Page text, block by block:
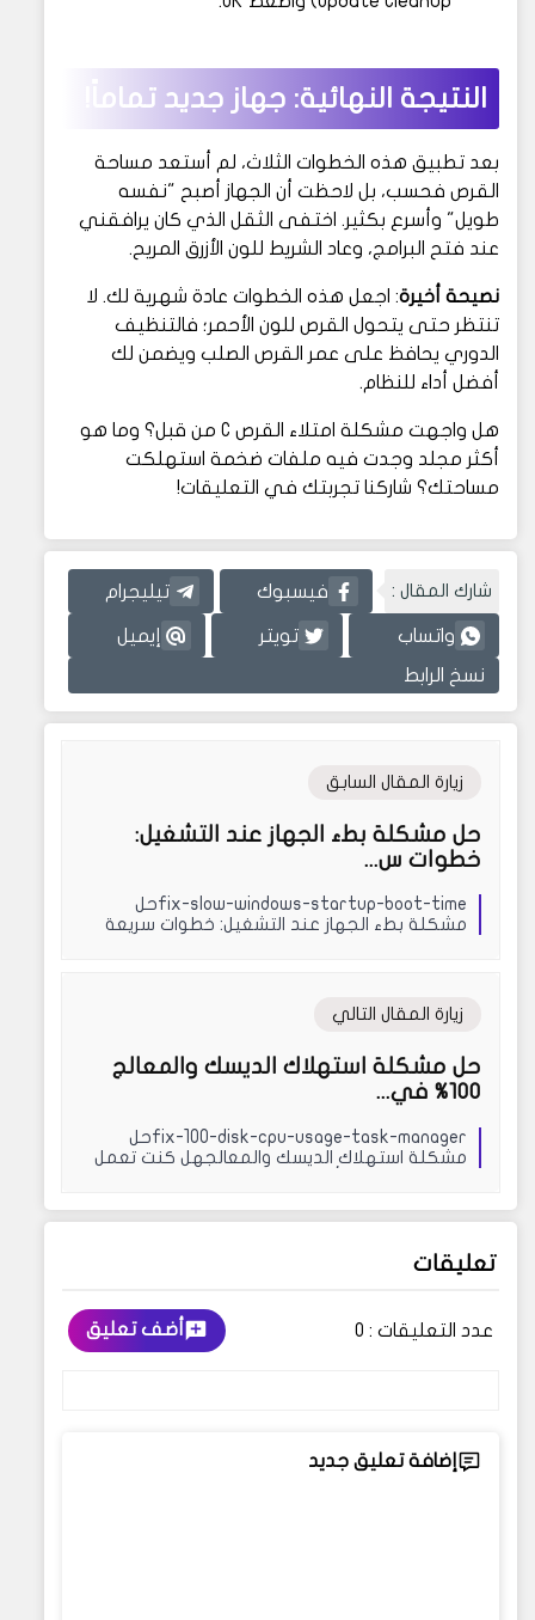
النتيجة النهائية: جهاز جديد تماماً!
بعد تطبيق هذه الخطوات الثلاث، لم أستعد مساحة
القرص فحسب، بل لاحظت أن الجهاز أصبح "نفسه
طويل" وأسرع بكثير. اختفى الثقل الذي كان يرافقني
عند فتح البرامج، وعاد الشريط للون الأزرق المريح.
نصيحة أخيرة: اجعل هذه الخطوات عادة شهرية لك. لا
تنتظر حتى يتحول القرص للون الأحمر؛ فالتنظيف
الدوري يحافظ على عمر القرص الصلب ويضمن لك
أفضل أداء للنظام.
هل واجهت مشكلة امتلاء القرص C من قبل؟ وما هو
أكثر مجلد وجدت فيه ملفات ضخمة استهلكت
مساحتك؟ شاركنا تجربتك في التعليقات!
شارك المقال : فيسبوك تيليجرام
واتساب تويتر إيميل
نسخ الرابط
زيارة المقال السابق
حل مشكلة بطء الجهاز عند التشغيل:
خطوات س...
fix-slow-windows-startup-boot-timeحل
مشكلة بطء الجهاز عند التشغيل: خطوات سريعة
زيارة المقال التالي
حل مشكلة استهلاك الديسك والمعالج
100% في...
fix-100-disk-cpu-usage-task-managerحل
مشكلة استهلاك الديسك والمعالجهل كنت تعمل
تعليقات
عدد التعليقات : 0 أضف تعليق
إضافة تعليق جديد